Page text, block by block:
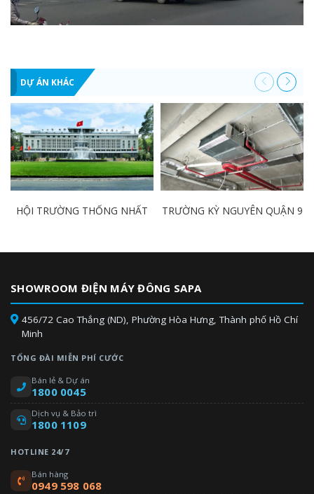
DỰ ÁN KHÁC
HỘI TRƯỜNG THỐNG NHẤT TRƯỜNG KỲ NGUYÊN QUẬN 9
SHOWROOM ĐIỆN MÁY ĐÔNG SAPA
456/72 Cao Thắng (ND), Phường Hòa Hưng, Thành phố Hồ Chí
Minh
TỔNG ĐÀI MIỄN PHÍ CƯỚC
Bán lẻ & Dự án
1800 0045
Dịch vụ & Bảo trì
1800 1109
HOTLINE 24/7
Bán hàng
0949 598 068